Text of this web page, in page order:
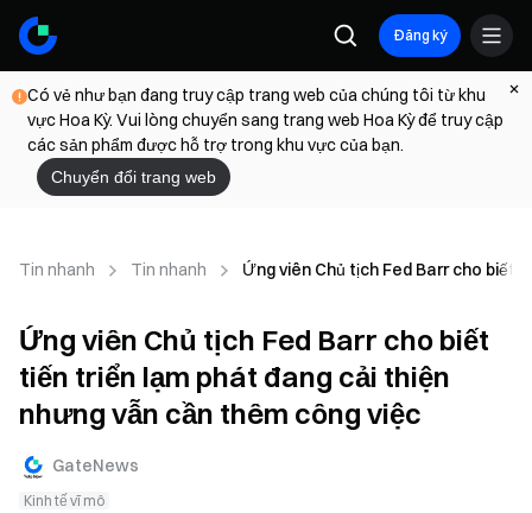
Đăng ký
Có vẻ như bạn đang truy cập trang web của chúng tôi từ khu
vực Hoa Kỳ. Vui lòng chuyển sang trang web Hoa Kỳ để truy cập
các sản phẩm được hỗ trợ trong khu vực của bạn.
Chuyển đổi trang web
Tin nhanh Tin nhanh Ứng viên Chủ tịch Fed Barr cho biết
Ứng viên Chủ tịch Fed Barr cho biết
tiến triển lạm phát đang cải thiện
nhưng vẫn cần thêm công việc
GateNews
Kinh tế vĩ mô